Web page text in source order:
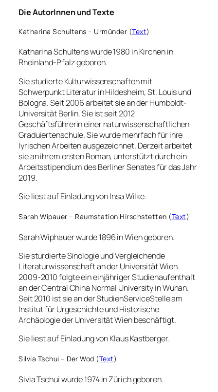
Die AutorInnen und Texte
Katharina Schultens – Urmünder (Text)
Katharina Schultens wurde 1980 in Kirchen in
Rheinland-Pfalz geboren.
Sie studierte Kulturwissenschaften mit
Schwerpunkt Literatur in Hildesheim, St. Louis und
Bologna. Seit 2006 arbeitet sie an der Humboldt-
Universität Berlin. Sie ist seit 2012
Geschäftsführerin einer naturwissenschaftlichen
Graduiertenschule. Sie wurde mehrfach für ihre
lyrischen Arbeiten ausgezeichnet. Derzeit arbeitet
sie an ihrem ersten Roman, unterstützt durch ein
Arbeitsstipendium des Berliner Senates für das Jahr
2019.
Sie liest auf Einladung von Insa Wilke.
Sarah Wipauer – Raumstation Hirschstetten (Text)
Sarah Wiphauer wurde 1896 in Wien geboren.
Sie sturdierte Sinologie und Vergleichende
Literaturwissenschaft an der Universität Wien.
2009-2010 folgte ein einjähriger Studienaufenthalt
an der Central China Normal University in Wuhan.
Seit 2010 ist sie an der StudienServiceStelle am
Institut für Urgeschichte und Historische
Archäologie der Universität Wien beschäftigt.
Sie liest auf Einladung von Klaus Kastberger.
Silvia Tschui – Der Wod (Text)
Sivia Tschui wurde 1974 in Zürich geboren.